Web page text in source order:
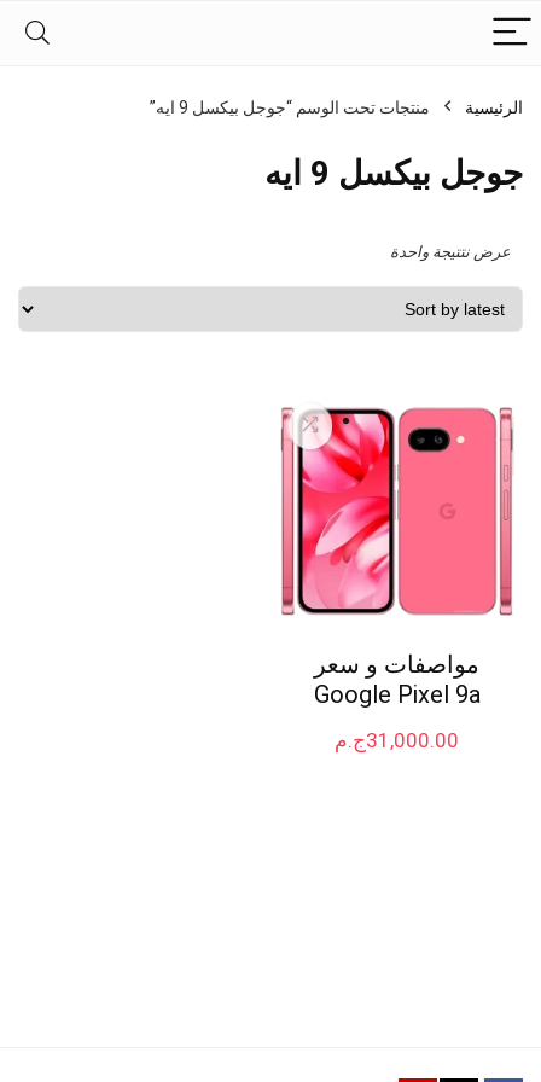
الرئيسية منتجات تحت الوسم “جوجل بيكسل 9 ايه”
جوجل بيكسل 9 ايه
عرض نتتيجة واحدة
مواصفات و سعر
Google Pixel 9a
ج.م31,000.00